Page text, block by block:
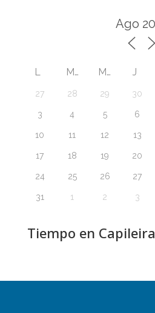
L M M J
27 28 29 30
3 4 5 6
10 11 12 13
17 18 19 20
24 25 26 27
31 1 2 3
Tiempo en Capileira